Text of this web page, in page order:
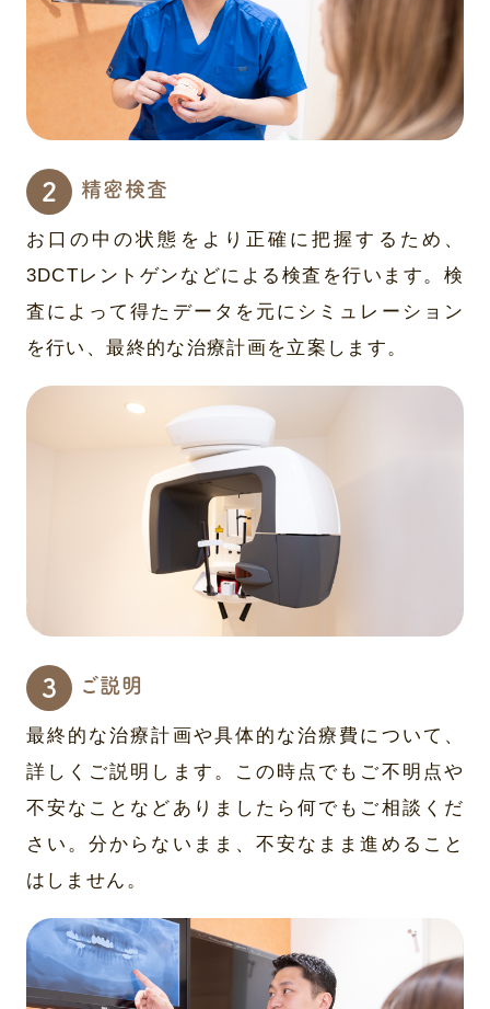
精密検査
お口の中の状態をより正確に把握するため、
3DCTレントゲンなどによる検査を行います。検
査によって得たデータを元にシミュレーション
を行い、最終的な治療計画を立案します。
ご説明
最終的な治療計画や具体的な治療費について、
詳しくご説明します。この時点でもご不明点や
不安なことなどありましたら何でもご相談くだ
さい。分からないまま、不安なまま進めること
はしません。